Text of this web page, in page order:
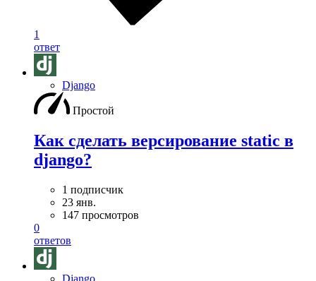
1
ответ
Django
Простой
Как сделать версирование static в
django?
1 подписчик
23 янв.
147 просмотров
0
ответов
Django